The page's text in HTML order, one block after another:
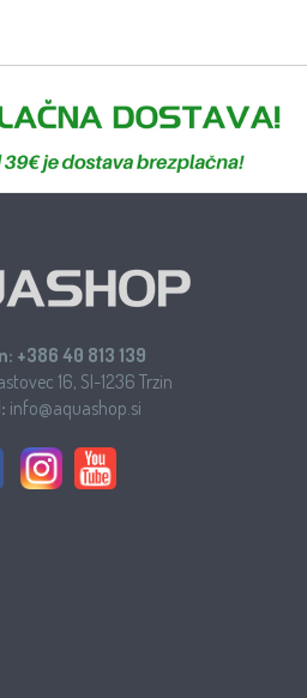
+386 40 813 139
16, SI-1236 Trzin
info@aquashop.si